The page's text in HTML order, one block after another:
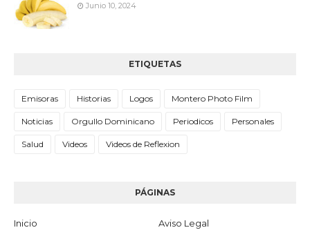
Junio 10, 2024
ETIQUETAS
Emisoras Historias Logos Montero Photo Film
Noticias Orgullo Dominicano Periodicos Personales
Salud Videos Videos de Reflexion
PÁGINAS
Inicio
Aviso Legal